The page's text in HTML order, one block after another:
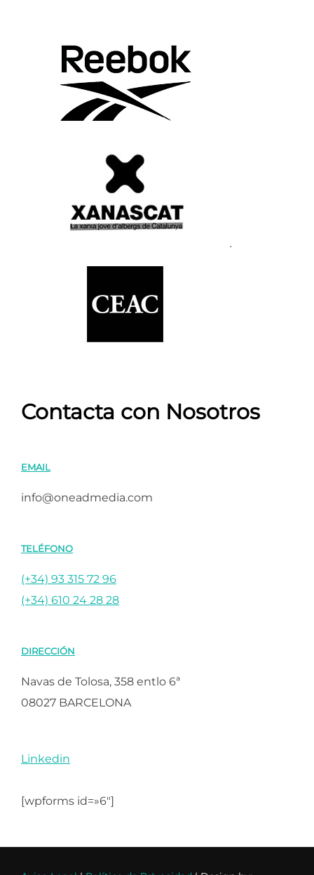
Contacta con Nosotros
EMAIL
info@oneadmedia.com
TELÉFONO
(+34) 93 315 72 96
(+34) 610 24 28 28
DIRECCIÓN
Navas de Tolosa, 358 entlo 6ª
08027 BARCELONA
Linkedin
[wpforms id=»6″]